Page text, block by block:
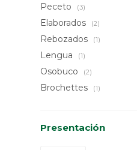
Peceto (3)
Elaborados (2)
Rebozados (1)
Lengua (1)
Osobuco (2)
Brochettes (1)
Presentación